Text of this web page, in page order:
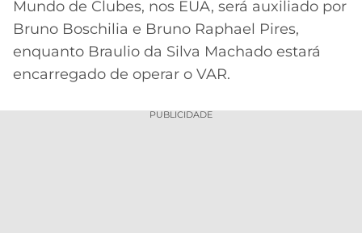
Mundo de Clubes, nos EUA, será auxiliado por
Bruno Boschilia e Bruno Raphael Pires,
enquanto Braulio da Silva Machado estará
encarregado de operar o VAR.
PUBLICIDADE